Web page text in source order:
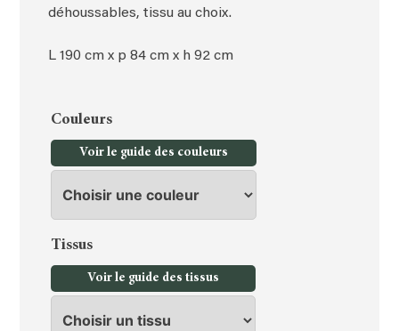
déhoussables, tissu au choix.
L 190 cm x p 84 cm x h 92 cm
Couleurs
Voir le guide des couleurs
Tissus
Voir le guide des tissus